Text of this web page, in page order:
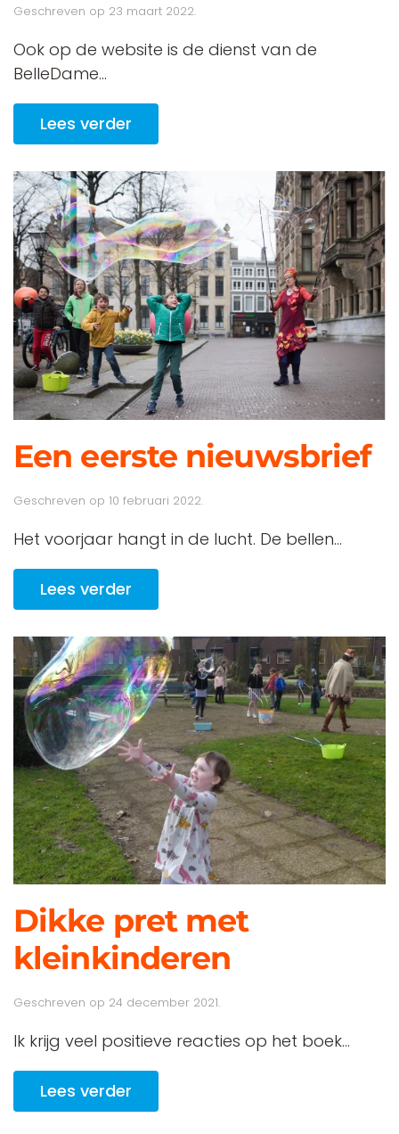
Geschreven op 23 maart 2022.
Ook op de website is de dienst van de
BelleDame...
Lees verder
Een eerste nieuwsbrief
Geschreven op 10 februari 2022.
Het voorjaar hangt in de lucht. De bellen...
Lees verder
Dikke pret met
kleinkinderen
Geschreven op 24 december 2021.
Ik krijg veel positieve reacties op het boek...
Lees verder